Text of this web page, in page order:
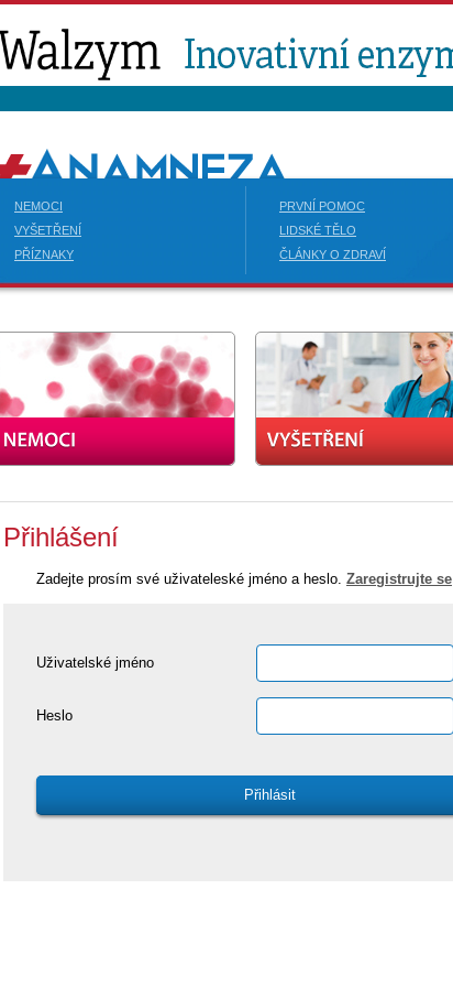
NEMOCI
VYŠETŘENÍ
PŘÍZNAKY
PRVNÍ POMOC
LIDSKÉ TĚLO
ČLÁNKY O ZDRAVÍ
Přihlášení
Zadejte prosím své uživateleské jméno a heslo. Zaregistrujte se
Uživatelské jméno
Heslo